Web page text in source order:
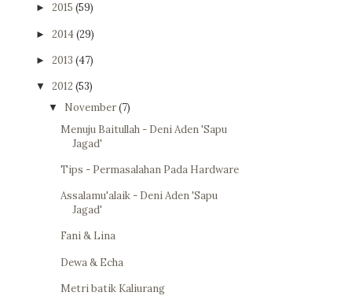
► 2015 (59)
► 2014(29)
► 2013 (47)
▼ 2012 (53)
▼ November(7)
Menuju Baitullah - Deni Aden 'Sapu
Jagad'
Tips - Permasalahan Pada Hardware
Assalamu'alaik - Deni Aden 'Sapu
Jagad'
Fani & Lina
Dewa & Echa
Metri batik Kaliurang